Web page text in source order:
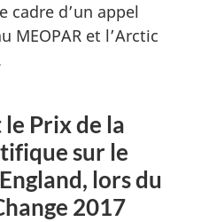
cadre d’un appel
MEOPAR et l’Arctic
Prix de la
sur le
lors du
2017